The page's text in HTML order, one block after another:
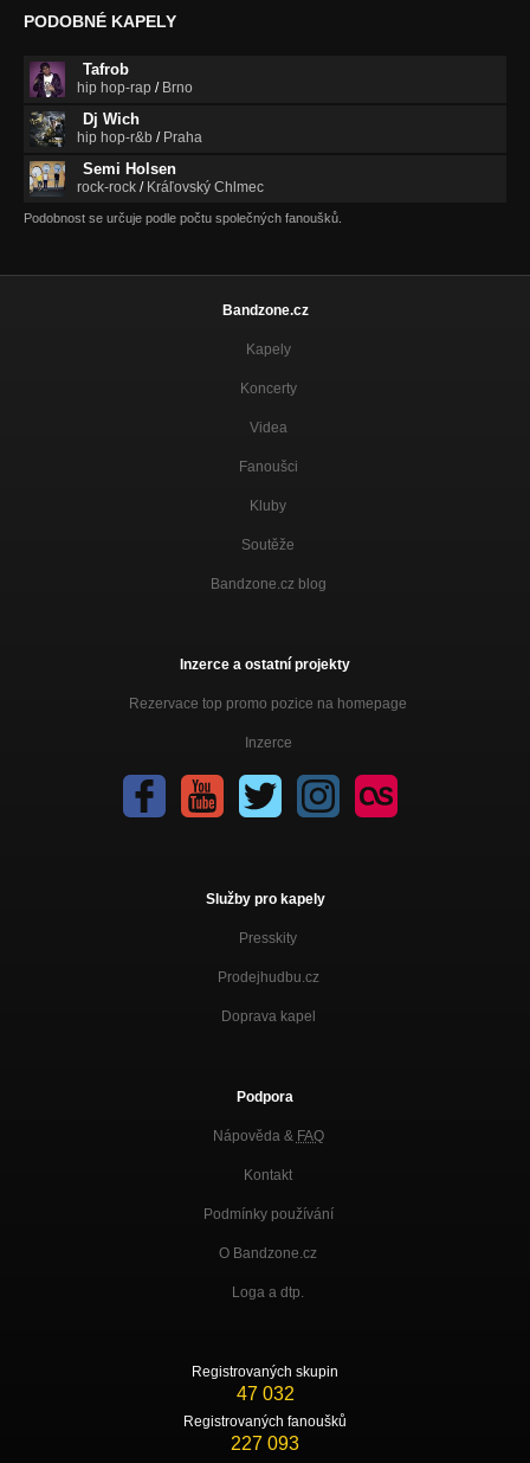
PODOBNÉ KAPELY
Tafrob
hip hop-rap / Brno
Dj Wich
hip hop-r&b / Praha
Semi Holsen
rock-rock / Kráľovský Chlmec
Podobnost se určuje podle počtu společných fanoušků.
Bandzone.cz
Kapely
Koncerty
Videa
Fanoušci
Kluby
Soutěže
Bandzone.cz blog
Inzerce a ostatní projekty
Rezervace top promo pozice na homepage
Inzerce
Služby pro kapely
Presskity
Prodejhudbu.cz
Doprava kapel
Podpora
Nápověda & FAQ
Kontakt
Podmínky používání
O Bandzone.cz
Loga a dtp.
Registrovaných skupin
47 032
Registrovaných fanoušků
227 093